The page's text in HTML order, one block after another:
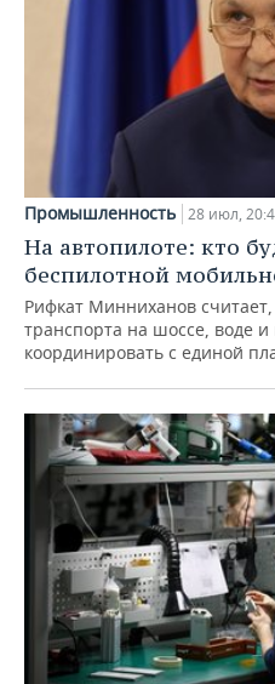
Промышленность 28 июл,
На автопилоте: кто
беспилотной
Рифкат Минниханов
транспорта на шоссе, воде и
координировать с единой